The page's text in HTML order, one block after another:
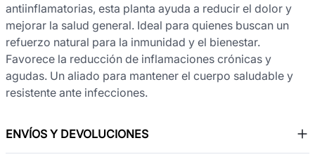
antiinflamatorias, esta planta ayuda a reducir el dolor y
mejorar la salud general. Ideal para quienes buscan un
refuerzo natural para la inmunidad y el bienestar.
Favorece la reducción de inflamaciones crónicas y
agudas. Un aliado para mantener el cuerpo saludable y
resistente ante infecciones.
ENVÍOS Y DEVOLUCIONES